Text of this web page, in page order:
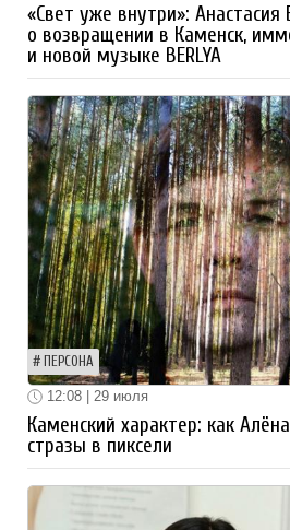
«Свет уже внутри»: Анастасия
о возвращении в Каменск,
и новой музыке BERLYA
ПЕРСОНА
12:08 | 29 июля
Каменский характер: как
стразы в пиксели